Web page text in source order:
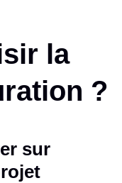
la
?
sur